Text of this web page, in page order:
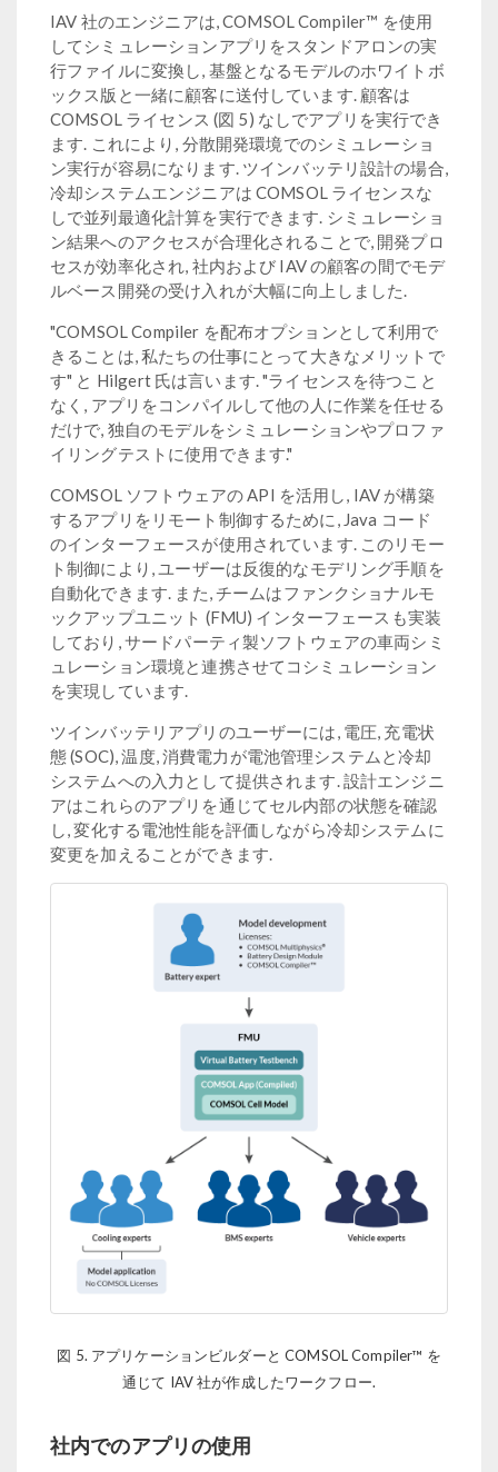
IAV 社のエンジニアは, COMSOL Compiler™ を使用
してシミュレーションアプリをスタンドアロンの実
行ファイルに変換し, 基盤となるモデルのホワイトボ
ックス版と一緒に顧客に送付しています. 顧客は
COMSOL ライセンス (図 5) なしでアプリを実行でき
ます. これにより, 分散開発環境でのシミュレーショ
ン実行が容易になります. ツインバッテリ設計の場合,
冷却システムエンジニアは COMSOL ライセンスな
しで並列最適化計算を実行できます. シミュレーショ
ン結果へのアクセスが合理化されることで, 開発プロ
セスが効率化され, 社内および IAV の顧客の間でモデ
ルベース開発の受け入れが大幅に向上しました.
"COMSOL Compiler を配布オプションとして利用で
きることは, 私たちの仕事にとって大きなメリットで
す" と Hilgert 氏は言います. "ライセンスを待つこと
なく, アプリをコンパイルして他の人に作業を任せる
だけで, 独自のモデルをシミュレーションやプロファ
イリングテストに使用できます."
COMSOL ソフトウェアの API を活用し, IAV が構築
するアプリをリモート制御するために, Java コード
のインターフェースが使用されています. このリモー
ト制御により, ユーザーは反復的なモデリング手順を
自動化できます. また, チームはファンクショナルモ
ックアップユニット (FMU) インターフェースも実装
しており, サードパーティ製ソフトウェアの車両シミ
ュレーション環境と連携させてコシミュレーション
を実現しています.
ツインバッテリアプリのユーザーには, 電圧, 充電状
態 (SOC), 温度, 消費電力が電池管理システムと冷却
システムへの入力として提供されます. 設計エンジニ
アはこれらのアプリを通じてセル内部の状態を確認
し, 変化する電池性能を評価しながら冷却システムに
変更を加えることができます.
図 5. アプリケーションビルダーと COMSOL Compiler™ を
通じて IAV 社が作成したワークフロー.
社内でのアプリの使用